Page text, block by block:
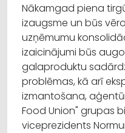
Nākamgad piena
izaugsme un būs
uzņēmumu
izaicinājumi būs
galaproduktu
problēmas, kā arī
izmantošana,
Food Union" grupas
viceprezidents